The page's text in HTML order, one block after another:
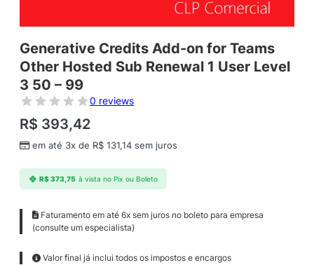
Generative Credits Add-on for Teams
Other Hosted Sub Renewal 1 User Level
3 50 – 99
0 reviews
R$ 393,42
em até 3x de R$ 131,14 sem juros
R$373,75 à vista no Pix ou Boleto
Faturamento em até 6x sem juros no boleto para empresa
(consulte um especialista)
Valor final já inclui todos os impostos e encargos